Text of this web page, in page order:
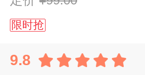
限时抢
9.8